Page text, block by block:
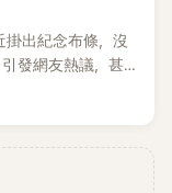
出紀念布條，沒
引發網友熱議，甚
批。仁川市最後